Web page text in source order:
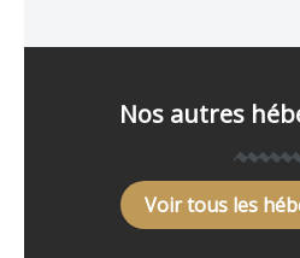
Nos autres
Voir tous les